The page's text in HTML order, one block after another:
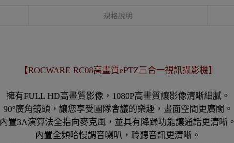
規格說明
【ROCWARE RC08高畫質ePTZ三合一視訊攝影機】
擁有FULL HD高畫質影像，1080P高畫質讓影像清晰細膩。
90°廣角鏡頭，讓您享受團隊會議的樂趣，畫面空間更廣闊。
內置3A演算法全指向麥克風，並具有降躁功能讓通話更清晰。
內置全頻哈慢調音喇叭，聆聽音訊更清晰。